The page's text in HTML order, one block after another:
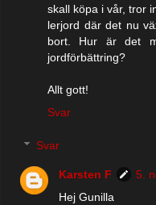
skall köpa i vår, tror
lerjord där det nu
bort. Hur är det
jordförbättring?
Allt gott!
Svar
Svar
Karsten F
5.
Hej Gunilla